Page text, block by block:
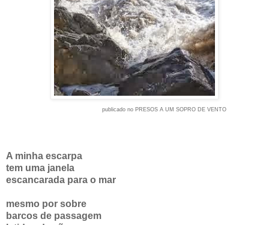
publicado no PRESOS A UM SOPRO DE VENTO
A minha escarpa
tem uma janela
escancarada para o mar
mesmo por sobre
barcos de passagem